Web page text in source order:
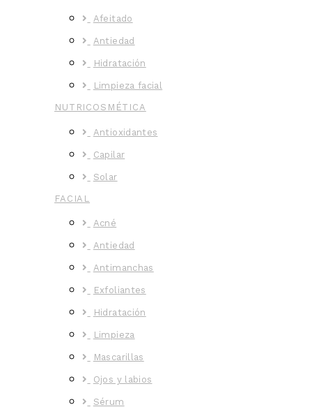
Afeitado
Antiedad
Hidratación
Limpieza facial
NUTRICOSMÉTICA
Antioxidantes
Capilar
Solar
FACIAL
Acné
Antiedad
Antimanchas
Exfoliantes
Hidratación
Limpieza
Mascarillas
Ojos y labios
Sérum